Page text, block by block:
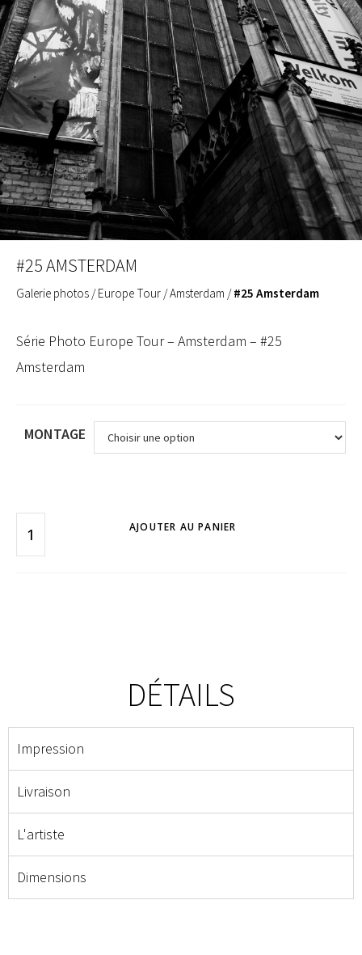
#25 AMSTERDAM
Galerie photos /Europe Tour /Amsterdam /#25 Amsterdam
Série Photo Europe Tour – Amsterdam – #25
Amsterdam
MONTAGE
AJOUTER AU PANIER
DÉTAILS
Impression
Livraison
L'artiste
Dimensions